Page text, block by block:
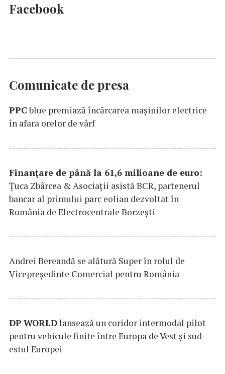
Facebook
Comunicate de presa
PPCblue premiază încărcarea maşinilor electrice
în afara orelor de vârf
Finanțare de până la 61,6 milioane de euro:
Țuca Zbârcea & Asociații asistă BCR, partenerul
bancar al primului parc eolian dezvoltat în
România de Electrocentrale Borzești
Andrei Bereandă se alătură Super în rolul de
Vicepreședinte Comercial pentru România
DP WORLDlansează un coridor intermodal pilot
pentru vehicule finite între Europa de Vest și sud-
estul Europei